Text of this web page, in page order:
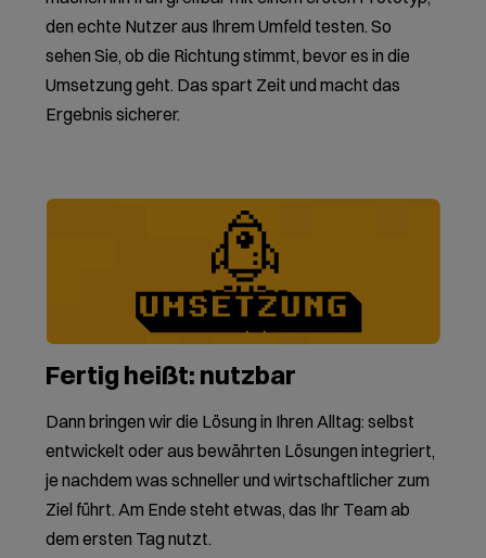
den echte Nutzer aus Ihrem Umfeld testen. So
sehen Sie, ob die Richtung stimmt, bevor es in die
Umsetzung geht. Das spart Zeit und macht das
Ergebnis sicherer.
Fertig heißt: nutzbar
Dann bringen wir die Lösung in Ihren Alltag: selbst
entwickelt oder aus bewährten Lösungen integriert,
je nachdem was schneller und wirtschaftlicher zum
Ziel führt. Am Ende steht etwas, das Ihr Team ab
dem ersten Tag nutzt.